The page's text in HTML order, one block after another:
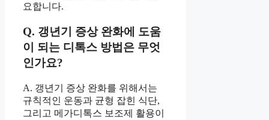
요합니다.
Q. 갱년기 증상 완화에 도움
이 되는 디톡스 방법은 무엇
인가요?
A. 갱년기 증상 완화를 위해서는
규칙적인 운동과 균형 잡힌 식단,
그리고 메가디톡스 보조제 활용이